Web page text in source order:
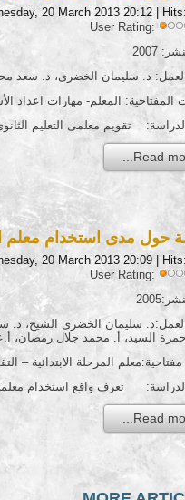
20 March 2013 20:12 |
User Rating:
2007
د. سليمان الخضرى، د. سعد
المفتاحية: المعلم- مهارات اعداد
تقويم معلمى التعليم
Read
حول مدى استخدام معلم
20 March 2013 20:09 |
User Rating:
سليمان الخضرى الشيخ، د.
حمزة السيد، أ. محمد جلال رمضان،
المرحلة الابتدائية –
تعرف واقع استخدام معلمى
Read